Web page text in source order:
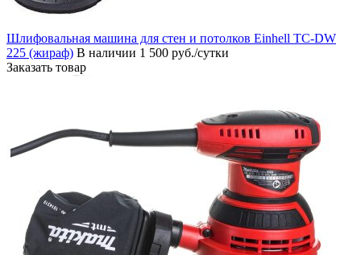
Шлифовальная машина для стен и потолков Einhell TC-DW
225 (жираф) В наличии 1 500 руб./сутки
Заказать товар